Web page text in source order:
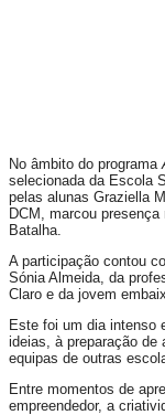
No âmbito do programa
selecionada da Escola
pelas alunas Graziella
DCM, marcou
Batalha.
A participação contou
Sónia Almeida, da
Claro e da jovem
Este foi um dia intenso
ideias, à preparação de
equipas de outras
Entre momentos de
empreendedor, a